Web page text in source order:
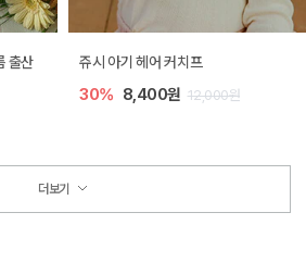
출산
쥬시 아기 헤어 커치프
30% 8,400원 12,000원
더보기